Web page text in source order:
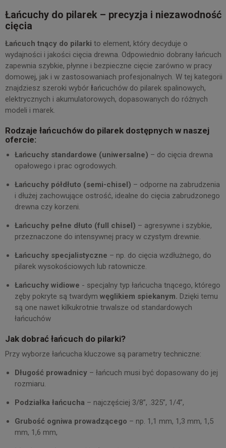
Łańcuchy do pilarek – precyzja i niezawodność
cięcia
Łańcuch tnący do pilarki to element, który decyduje o
wydajności i jakości cięcia drewna. Odpowiednio dobrany łańcuch
zapewnia szybkie, płynne i bezpieczne cięcie zarówno w pracy
domowej, jak i w zastosowaniach profesjonalnych. W tej kategorii
znajdziesz szeroki wybór łańcuchów do pilarek spalinowych,
elektrycznych i akumulatorowych, dopasowanych do różnych
modeli i marek.
Rodzaje łańcuchów do pilarek dostępnych w naszej
ofercie:
Łańcuchy standardowe (uniwersalne) – do cięcia drewna
opałowego i prac ogrodowych.
Łańcuchy półdłuto (semi-chisel) – odporne na zabrudzenia
i dłużej zachowujące ostrość, idealne do cięcia zabrudzonego
drewna czy korzeni.
Łańcuchy pełne dłuto (full chisel) – agresywne i szybkie,
przeznaczone do intensywnej pracy w czystym drewnie.
Łańcuchy specjalistyczne – np. do cięcia wzdłużnego, do
pilarek wysokościowych lub ratownicze.
Łańcuchy widiowe - specjalny typ łańcucha tnącego, którego
zęby pokryte są twardym węglikiem spiekanym. Dzięki temu
są one nawet kilkukrotnie trwalsze od standardowych
łańcuchów
Jak dobrać łańcuch do pilarki?
Przy wyborze łańcucha kluczowe są parametry techniczne:
Długość prowadnicy– łańcuch musi być dopasowany do jej
rozmiaru.
Podziałka łańcucha – najczęściej 3/8”, .325”, 1/4”,
Grubość ogniwa prowadzącego – np. 1,1 mm, 1,3 mm, 1,5
mm, 1,6 mm,